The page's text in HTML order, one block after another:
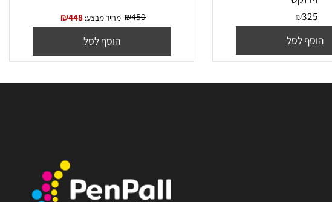
‏תוף ‏שחור מקורי Xerox 101R00555
זירוקס
₪325
תוף מקורי Brother DR1150
₪450 מחיר מבצע: ₪448